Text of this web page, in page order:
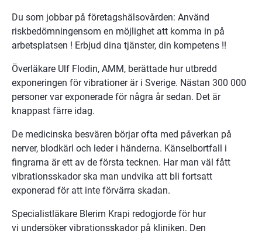
Du som jobbar på företagshälsovården: Använd
riskbedömningensom en möjlighet att komma in på
arbetsplatsen ! Erbjud dina tjänster, din kompetens !!
Överläkare Ulf Flodin, AMM, berättade hur utbredd
exponeringen för vibrationer är i Sverige. Nästan 300 000
personer var exponerade för några år sedan. Det är
knappast färre idag.
De medicinska besvären börjar ofta med påverkan på
nerver, blodkärl och leder i händerna. Känselbortfall i
fingrarna är ett av de första tecknen. Har man väl fått
vibrationsskador ska man undvika att bli fortsatt
exponerad för att inte förvärra skadan.
Specialistläkare Blerim Krapi redogjorde för hur
vi undersöker vibrationsskador på kliniken. Den